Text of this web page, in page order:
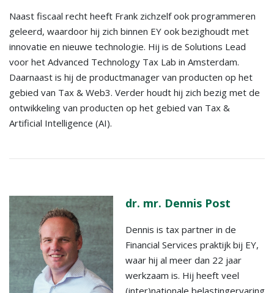
Naast fiscaal recht heeft Frank zichzelf ook programmeren
geleerd, waardoor hij zich binnen EY ook bezighoudt met
innovatie en nieuwe technologie. Hij is de Solutions Lead
voor het Advanced Technology Tax Lab in Amsterdam.
Daarnaast is hij de productmanager van producten op het
gebied van Tax & Web3. Verder houdt hij zich bezig met de
ontwikkeling van producten op het gebied van Tax &
Artificial Intelligence (AI).
dr. mr. Dennis Post
Dennis is tax partner in de
Financial Services praktijk bij EY,
waar hij al meer dan 22 jaar
werkzaam is. Hij heeft veel
(inter)nationale belastingervaring